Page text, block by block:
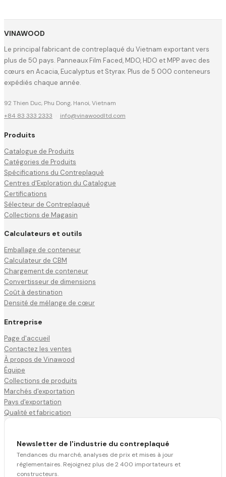
VINAWOOD
Le principal fabricant de contreplaqué du Vietnam exportant vers
plus de 50 pays. Panneaux Film Faced, MDO, HDO et MPP avec des
cœurs en Acacia, Eucalyptus et Styrax. Plus de 5 000 conteneurs
expédiés chaque année.
92 Thien Duc, Phu Dong, Hanoi, Vietnam
+84 83 333 2333 · info@vinawoodltd.com
Produits
Catalogue de Produits
Catégories de Produits
Spécifications du Contreplaqué
Centres d'Exploration du Catalogue
Certifications
Sélecteur de Contreplaqué
Collections de Magasin
Calculateurs et outils
Emballage de conteneur
Calculateur de CBM
Chargement de conteneur
Convertisseur de dimensions
Coût à destination
Densité de mélange de cœur
Entreprise
Page d'accueil
Contactez les ventes
À propos de Vinawood
Équipe
Collections de produits
Marchés d'exportation
Pays d'exportation
Qualité et fabrication
Newsletter de l'industrie du contreplaqué
Tendances du marché, analyses de prix et mises à jour
réglementaires. Rejoignez plus de 2 400 importateurs et
constructeurs.